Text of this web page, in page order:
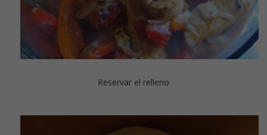
Reservar el relleno